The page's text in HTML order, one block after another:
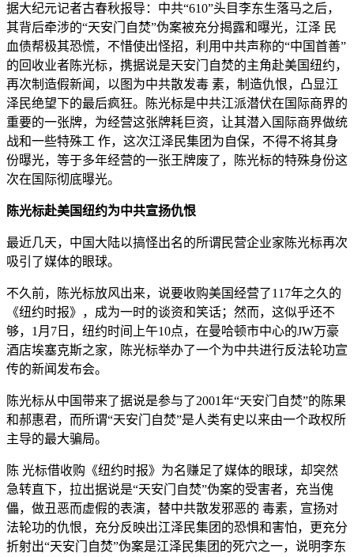
据大纪元记者古春秋报导：中共“610”头目李东生落马之后，
其背后牵涉的“天安门自焚”伪案被充分揭露和曝光，江泽 民
血债帮极其恐慌，不惜使出怪招，利用中共声称的“中国首善”
的回收业者陈光标，携据说是天安门自焚的主角赴美国纽约，
再次制造假新闻，以图为中共散发毒 素，制造仇恨，凸显江
泽民绝望下的最后疯狂。陈光标是中共江派潜伏在国际商界的
重要的一张牌，为经营这张牌耗巨资，让其潜入国际商界做统
战和一些特殊工 作，这次江泽民集团为自保，不得不将其身
份曝光，等于多年经营的一张王牌废了，陈光标的特殊身份这
次在国际彻底曝光。
陈光标赴美国纽约为中共宣扬仇恨
最近几天，中国大陆以搞怪出名的所谓民营企业家陈光标再次
吸引了媒体的眼球。
不久前，陈光标放风出来，说要收购美国经营了117年之久的
《纽约时报》，成为一时的谈资和笑话；然而，这似乎还不
够，1月7日，纽约时间上午10点，在曼哈顿市中心的JW万豪
酒店埃塞克斯之家，陈光标举办了一个为中共进行反法轮功宣
传的新闻发布会。
陈光标从中国带来了据说是参与了2001年“天安门自焚”的陈果
和郝惠君，而所谓“天安门自焚”是人类有史以来由一个政权所
主导的最大骗局。
陈 光标借收购《纽约时报》为名赚足了媒体的眼球，却突然
急转直下，拉出据说是“天安门自焚”伪案的受害者，充当傀
儡，做丑恶而虚假的表演，替中共散发邪恶的 毒素，宣扬对
法轮功的仇恨，充分反映出江泽民集团的恐惧和害怕，更充分
折射出“天安门自焚”伪案是江泽民集团的死穴之一，说明李东